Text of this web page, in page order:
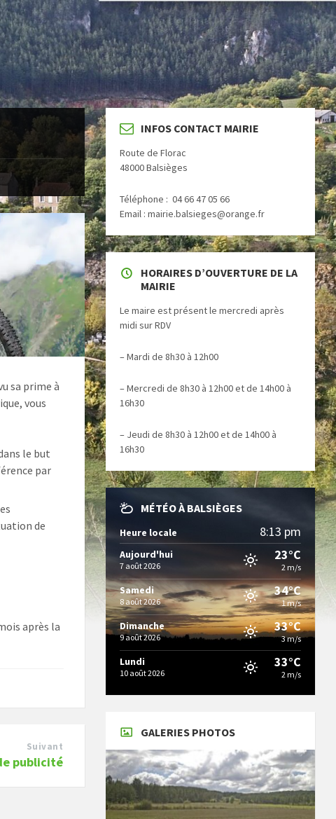
sa prime à
vous
le but
par
de
après la
Suivant
publicité
INFOS CONTACT MAIRIE
Route de Florac
48000 Balsièges
Téléphone : 04 66 47 05 66
Email : mairie.balsieges@orange.fr
HORAIRES D’OUVERTURE DE LA
MAIRIE
Le maire est présent le mercredi après
midi sur RDV
– Mardi de 8h30 à 12h00
– Mercredi de 8h30 à 12h00 et de 14h00 à
16h30
– Jeudi de 8h30 à 12h00 et de 14h00 à
16h30
MÉTÉO À BALSIÈGES
Heure locale 8:13 pm
Aujourd'hui
7 août 2026
23°C
2 m/s
Samedi
8 août 2026
34°C
1 m/s
Dimanche
9 août 2026
33°C
3 m/s
Lundi
10 août 2026
33°C
2 m/s
GALERIES PHOTOS